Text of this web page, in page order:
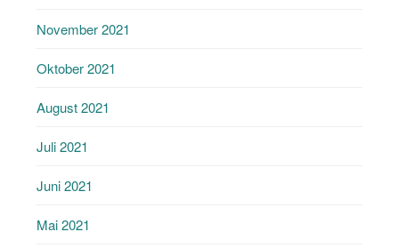
November 2021
Oktober 2021
August 2021
Juli 2021
Juni 2021
Mai 2021